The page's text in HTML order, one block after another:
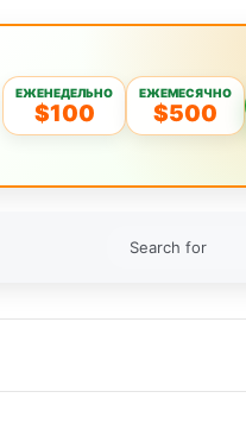
ЕЖЕНЕДЕЛЬНО
$100
ЕЖЕМЕСЯЧНО
$500